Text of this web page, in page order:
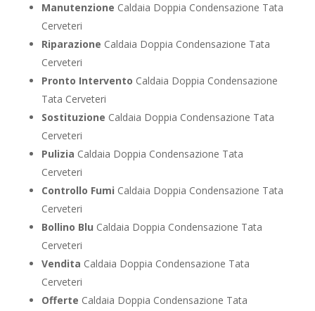
Manutenzione Caldaia Doppia Condensazione Tata
Cerveteri
Riparazione Caldaia Doppia Condensazione Tata
Cerveteri
Pronto Intervento Caldaia Doppia Condensazione
Tata Cerveteri
Sostituzione Caldaia Doppia Condensazione Tata
Cerveteri
Pulizia Caldaia Doppia Condensazione Tata
Cerveteri
Controllo Fumi Caldaia Doppia Condensazione Tata
Cerveteri
Bollino Blu Caldaia Doppia Condensazione Tata
Cerveteri
Vendita Caldaia Doppia Condensazione Tata
Cerveteri
Offerte Caldaia Doppia Condensazione Tata